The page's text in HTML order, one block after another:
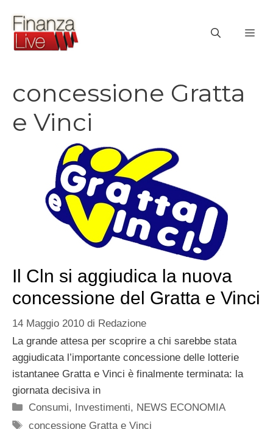
contenuto
concessione Gratta
e Vinci
Il Cln si aggiudica la nuova
concessione del Gratta e Vinci
14 Maggio 2010 di Redazione
La grande attesa per scoprire a chi sarebbe stata
aggiudicata l’importante concessione delle lotterie
istantanee Gratta e Vinci è finalmente terminata: la
giornata decisiva in
Categorie
Consumi, Investimenti, NEWS ECONOMIA
Tag
concessione Gratta e Vinci